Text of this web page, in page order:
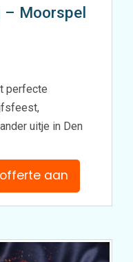
– Moorspel
perfecte
uitje in Den
aan